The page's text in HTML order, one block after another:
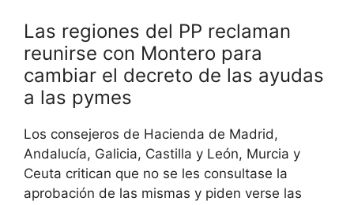
Las regiones del PP reclaman
reunirse con Montero para
cambiar el decreto de las ayudas
a las pymes
Los consejeros de Hacienda de Madrid,
Andalucía, Galicia, Castilla y León, Murcia y
Ceuta critican que no se les consultase la
aprobación de las mismas y piden verse las